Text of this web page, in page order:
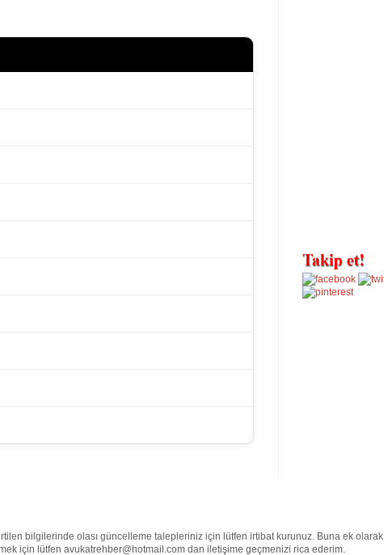
bilgilerinde olası güncelleme talepleriniz için lütfen irtibat kurunuz. Buna ek olarak
için lütfen avukatrehber@hotmail.com dan iletişime geçmenizi rica ederim.